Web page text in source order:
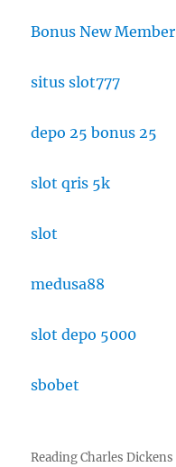
Bonus New Member
situs slot777
depo 25 bonus 25
slot qris 5k
slot
medusa88
slot depo 5000
sbobet
Reading Charles Dickens